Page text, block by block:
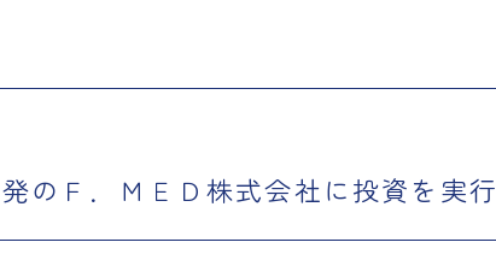
のＦ．ＭＥＤ株式会社に投資を実行